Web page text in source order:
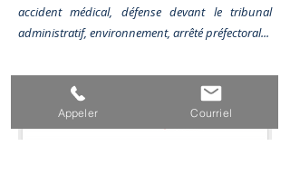
accident médical, défense devant le tribunal
administratif, environnement, arrêté préfectoral...
Appeler Courriel